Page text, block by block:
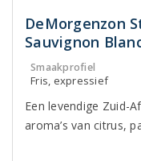
DeMorgenzon
Sauvignon
Smaakprofiel
Fris, expressief
Een levendige Zuid-
aroma’s van citrus,